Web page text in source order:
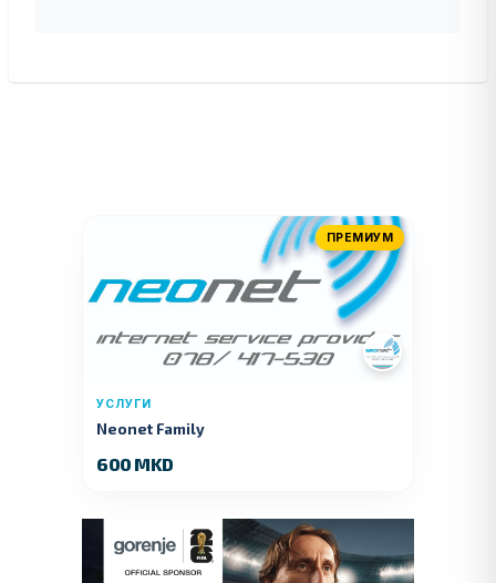
ПРЕМИУМ
УСЛУГИ
Neonet Family
600 MKD